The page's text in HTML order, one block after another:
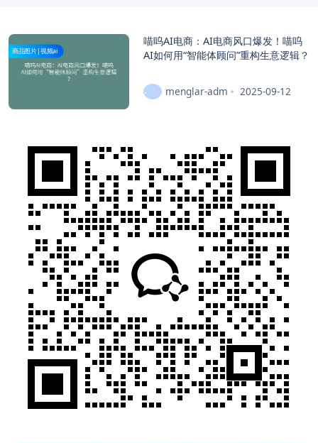
商品图片|视频ai
喵呜AI电商：AI电商风口爆发！喵呜
AI如何用“智能体顾问”重构生意逻辑？
menglar-adm 2025-09-12